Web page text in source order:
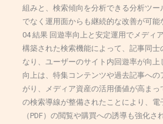
組みと、検索傾向を分析できる分析ツー
でなく運用面からも継続的な改善が可能
04 結果 回遊率向上と安定運用でメディ
構築された検索機能によって、記事同士
なり、ユーザーのサイト内回遊率が向
向上は、特集コンテンツや過去記事への
がり、メディア資産の活用価値が高まっ
の検索導線が整備されたことにより、電
（PDF）の閲覧や購買への誘導も強化さ